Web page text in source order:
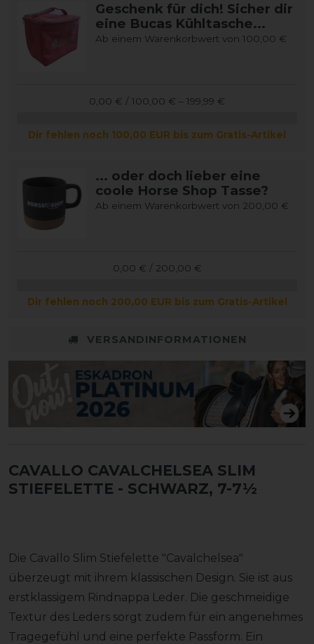
Geschenk für dich! Sicher dir
eine Bucas Kühltasche...
Ab einem Warenkorbwert von 100,00 €
0,00 € / 100,00 € – 199,99 €
Dir fehlen noch 100,00 EUR bis zum Gratis-Artikel
... oder doch lieber eine
coole Horse Shop Tasse?
Ab einem Warenkorbwert von 200,00 €
0,00 € / 200,00 €
Dir fehlen noch 200,00 EUR bis zum Gratis-Artikel
VERSANDINFORMATIONEN
CAVALLO CAVALCHELSEA SLIM
STIEFELETTE - SCHWARZ, 7-7½
Die Cavallo Slim Stiefelette "Cavalchelsea"
überzeugt mit ihrem klassischen Design. Sie ist aus
erstklassigem Rindnappa Leder. Die geschmeidige
Textur des Leders sorgt zudem für ein angenehmes
Tragegefühl und eine perfekte Passform. Ein